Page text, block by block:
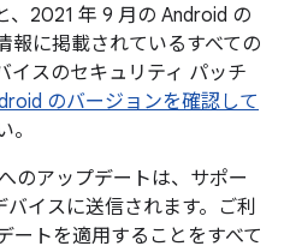
、2021 年 9 月の Android の
報に掲載されているすべての
イスのセキュリティ パッチ
のバージョンを確認して
。
のアップデートは、サポー
バイスに送信されます。ご利
ートを適用することをすべて